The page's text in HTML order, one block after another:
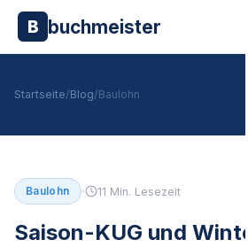
B buchmeister
Startseite/Blog/Baulohn
Baulohn · 11 Min. Lesezeit
Saison-KUG und